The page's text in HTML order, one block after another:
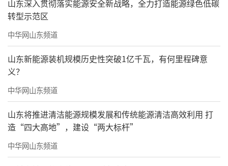
山东深入贯彻落实能源安全新战略，全力打造能源绿色低碳
转型示范区
中华网山东频道
山东新能源装机规模历史性突破1亿千瓦，有何里程碑意
义？
中华网山东频道
山东将推进清洁能源规模发展和传统能源清洁高效利用 打
造“四大高地”，建设“两大标杆”
中华网山东频道